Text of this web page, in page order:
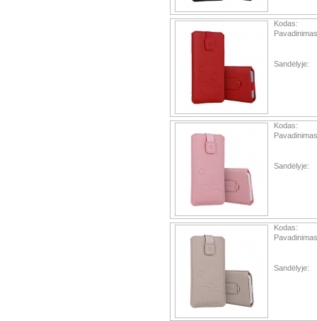
Kodas:
Sandėlyje:
Kodas:
Sandėlyje:
Kodas:
Sandėlyje: